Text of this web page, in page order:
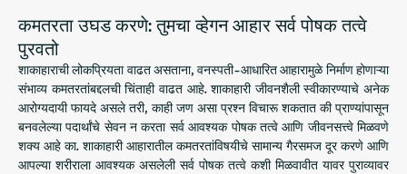
कमतरता उघड करणे: तुमचा व्हेगन आहार सर्व पोषक तत्वे
पुरवतो
शाकाहाराची लोकप्रियता वाढत असताना, वनस्पती-आधारित आहारामुळे निर्माण होणाऱ्या
संभाव्य कमतरतांबद्दलची चिंताही वाढत आहे. शाकाहारी जीवनशैली स्वीकारण्याचे अनेक
आरोग्यदायी फायदे असले तरी, काही जण असा प्रश्न विचारू शकतात की प्राण्यांपासून
बनवलेल्या पदार्थांचे सेवन न करता सर्व आवश्यक पोषक तत्वे आणि जीवनसत्त्वे मिळवणे
शक्य आहे का. शाकाहारी आहारातील कमतरतांविषयीचे सामान्य गैरसमज दूर करणे आणि
आपल्या शरीराला आवश्यक असलेली सर्व पोषक तत्वे कशी मिळवावीत यावर पुराव्यावर